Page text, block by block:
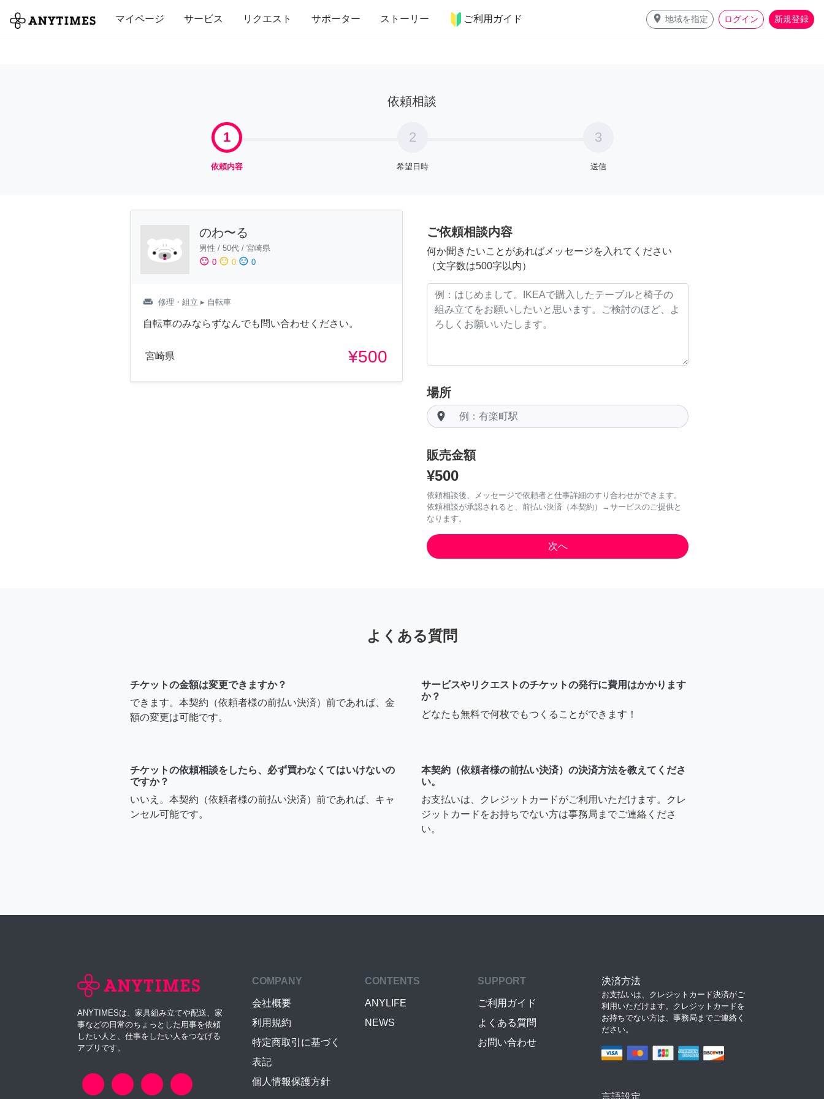
マイページ サービス リクエスト サポーター ストーリー ご利用ガイド place 地域を指定 ログイン 新規登録
全て 修理・組立 家事 引っ越し インテリア 趣味・習い事 ペット 料理
依頼相談
1
依頼内容
2
希望日時
3
送信
のわ〜る
男性 / 50代 / 宮崎県
sentiment_satisfied 0 sentiment_neutral 0 sentiment_dissatisfied 0
weekend 修理・組立 ▸ 自転車
自転車のみならずなんでも問い合わせください。
宮崎県 ¥500
ご依頼相談内容
何か聞きたいことがあればメッセージを入れてください
（文字数は500字以内）
場所
room
販売金額
¥500
依頼相談後、メッセージで依頼者と仕事詳細のすり合わせができます。
依頼相談が承認されると、前払い決済（本契約）→サービスのご提供と
なります。
よくある質問
チケットの金額は変更できますか？
できます。本契約（依頼者様の前払い決済）前であれば、金
額の変更は可能です。
サービスやリクエストのチケットの発行に費用はかかります
か？
どなたも無料で何枚でもつくることができます！
チケットの依頼相談をしたら、必ず買わなくてはいけないの
ですか？
いいえ。本契約（依頼者様の前払い決済）前であれば、キャ
ンセル可能です。
本契約（依頼者様の前払い決済）の決済方法を教えてくださ
い。
お支払いは、クレジットカードがご利用いただけます。クレ
ジットカードをお持ちでない方は事務局までご連絡くださ
い。
ANYTIMESは、家具組み立てや配送、家
事などの日常のちょっとした用事を依頼
したい人と、仕事をしたい人をつなげる
アプリです。
COMPANY
会社概要
利用規約
特定商取引に基づく
表記
個人情報保護方針
CONTENTS
ANYLIFE
NEWS
SUPPORT
ご利用ガイド
よくある質問
お問い合わせ
決済方法
お支払いは、クレジットカード決済がご
利用いただけます。クレジットカードを
お持ちでない方は、事務局までご連絡く
ださい。
言語設定